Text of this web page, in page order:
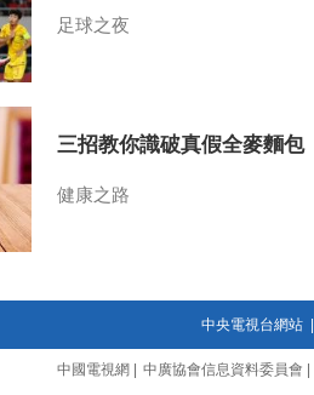
足球之夜
三招教你識破真假全麥麵包
健康之路
中央電視台網站|
中國電視網 中廣協會信息資料委員會